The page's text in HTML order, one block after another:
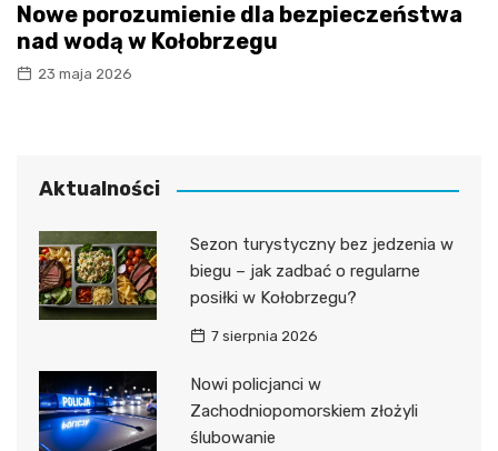
Nowe porozumienie dla bezpieczeństwa
nad wodą w Kołobrzegu
23 maja 2026
Aktualności
Sezon turystyczny bez jedzenia w
biegu – jak zadbać o regularne
posiłki w Kołobrzegu?
7 sierpnia 2026
Nowi policjanci w
Zachodniopomorskiem złożyli
ślubowanie